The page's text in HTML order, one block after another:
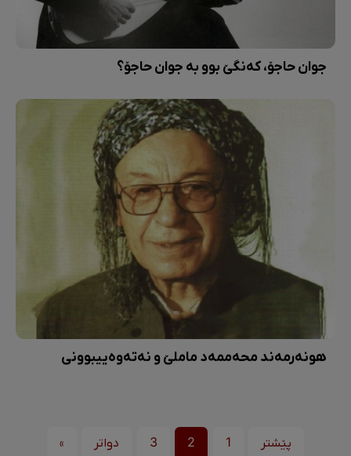
جوان حاجۆ، کەنگێ بوو بە جوان حاجۆ؟
هونەرمەند محەممەد ماملێ و نەتەوەییبوونی
پێشتر 1
2
3 دواتر »